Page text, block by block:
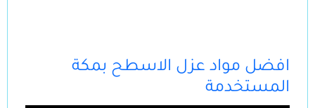
افضل مواد عزل الاسطح بمكة
المستخدمة